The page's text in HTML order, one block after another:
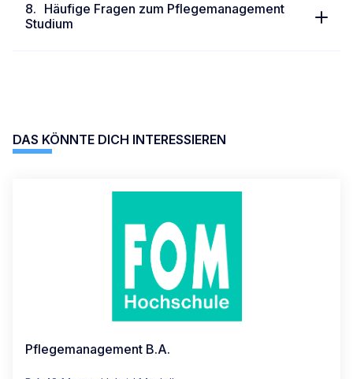
Häufige Fragen zum Pflegemanagement
Studium
DAS KÖNNTE DICH INTERESSIEREN
Pflegemanagement B.A.